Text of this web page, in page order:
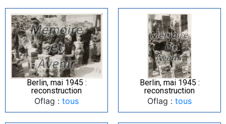
Berlin, mai 1945 :
reconstruction
Oflag : tous
Berlin, mai 1945 :
reconstruction
Oflag : tous